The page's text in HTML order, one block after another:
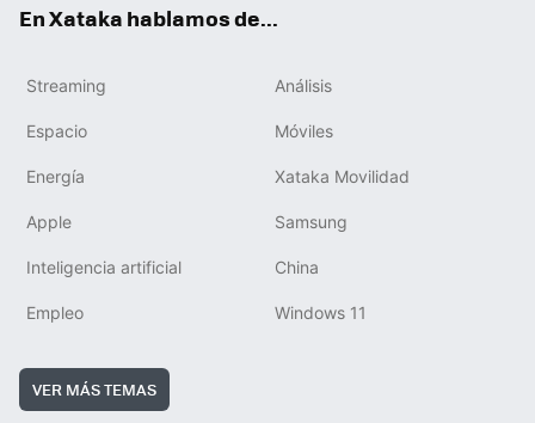
En Xataka hablamos de...
Streaming Análisis
Espacio Móviles
Energía Xataka Movilidad
Apple Samsung
Inteligencia artificial China
Empleo Windows 11
VER MÁS TEMAS